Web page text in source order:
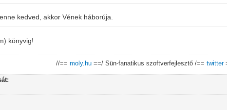
kedved, akkor Vének háborúja.
könyvig!
//==moly.hu ==/ Sün-fanatikus szoftverfejlesztő /==twitter